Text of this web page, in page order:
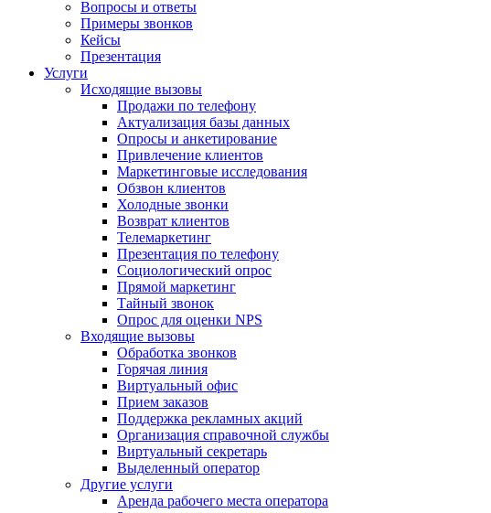
Вопросы и ответы
Примеры звонков
Кейсы
Презентация
Услуги
Исходящие вызовы
Продажи по телефону
Актуализация базы данных
Опросы и анкетирование
Привлечение клиентов
Маркетинговые исследования
Обзвон клиентов
Холодные звонки
Возврат клиентов
Телемаркетинг
Презентация по телефону
Социологический опрос
Прямой маркетинг
Тайный звонок
Опрос для оценки NPS
Входящие вызовы
Обработка звонков
Горячая линия
Виртуальный офис
Прием заказов
Поддержка рекламных акций
Организация справочной службы
Виртуальный секретарь
Выделенный оператор
Другие услуги
Аренда рабочего места оператора